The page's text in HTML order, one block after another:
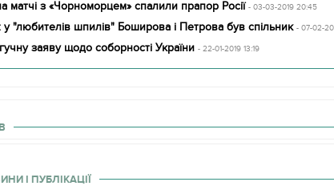
матчі з «Чорноморцем» спалили прапор Росії - 03-03-2019 20:45
"любителів шпилів" Боширова і Петрова був спільник - 07-02-
заяву щодо соборності України - 22-01-2019 13:19
І ПУБЛІКАЦІЇ